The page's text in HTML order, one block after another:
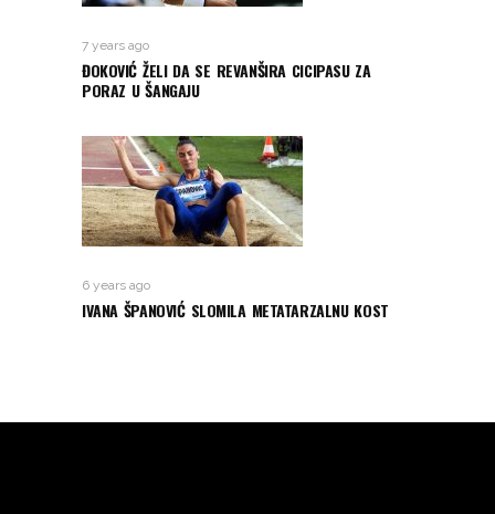
7 years ago
ĐOKOVIĆ ŽELI DA SE REVANŠIRA CICIPASU ZA
PORAZ U ŠANGAJU
6 years ago
IVANA ŠPANOVIĆ SLOMILA METATARZALNU KOST